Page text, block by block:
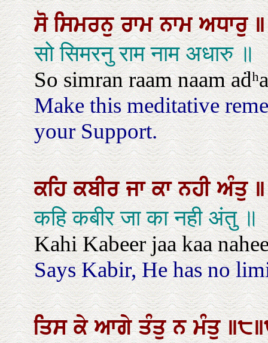
ਸੋਸਿਮਰਨੁਰਾਮਨਾਮਅਧਾਰੁ॥
सो सिमरनु राम नाम अधारु ॥
So simran raam naam
Make this meditative
your Support.
ਕਹਿਕਬੀਰਜਾਕਾਨਹੀਅੰਤੁ॥
कहि कबीर जा का नही अंतु ॥
Kahi Kabeer jaa kaa
Says Kabir, He has no
ਤਿਸਕੇਆਗੇਤੰਤੁਨਮੰਤੁ